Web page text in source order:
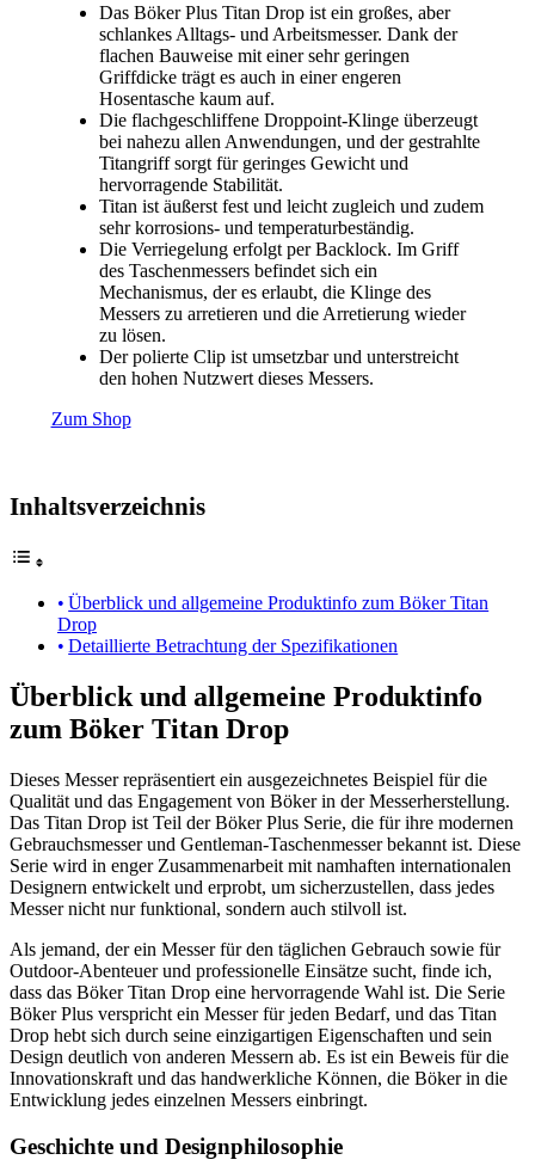
Das Böker Plus Titan Drop ist ein großes, aber
schlankes Alltags- und Arbeitsmesser. Dank der
flachen Bauweise mit einer sehr geringen
Griffdicke trägt es auch in einer engeren
Hosentasche kaum auf.
Die flachgeschliffene Droppoint-Klinge überzeugt
bei nahezu allen Anwendungen, und der gestrahlte
Titangriff sorgt für geringes Gewicht und
hervorragende Stabilität.
Titan ist äußerst fest und leicht zugleich und zudem
sehr korrosions- und temperaturbeständig.
Die Verriegelung erfolgt per Backlock. Im Griff
des Taschenmessers befindet sich ein
Mechanismus, der es erlaubt, die Klinge des
Messers zu arretieren und die Arretierung wieder
zu lösen.
Der polierte Clip ist umsetzbar und unterstreicht
den hohen Nutzwert dieses Messers.
Zum Shop
Inhaltsverzeichnis
Überblick und allgemeine Produktinfo zum Böker Titan
Drop
Detaillierte Betrachtung der Spezifikationen
Überblick und allgemeine Produktinfo
zum Böker Titan Drop
Dieses Messer repräsentiert ein ausgezeichnetes Beispiel für die
Qualität und das Engagement von Böker in der Messerherstellung.
Das Titan Drop ist Teil der Böker Plus Serie, die für ihre modernen
Gebrauchsmesser und Gentleman-Taschenmesser bekannt ist. Diese
Serie wird in enger Zusammenarbeit mit namhaften internationalen
Designern entwickelt und erprobt, um sicherzustellen, dass jedes
Messer nicht nur funktional, sondern auch stilvoll ist.
Als jemand, der ein Messer für den täglichen Gebrauch sowie für
Outdoor-Abenteuer und professionelle Einsätze sucht, finde ich,
dass das Böker Titan Drop eine hervorragende Wahl ist. Die Serie
Böker Plus verspricht ein Messer für jeden Bedarf, und das Titan
Drop hebt sich durch seine einzigartigen Eigenschaften und sein
Design deutlich von anderen Messern ab. Es ist ein Beweis für die
Innovationskraft und das handwerkliche Können, die Böker in die
Entwicklung jedes einzelnen Messers einbringt.
Geschichte und Designphilosophie